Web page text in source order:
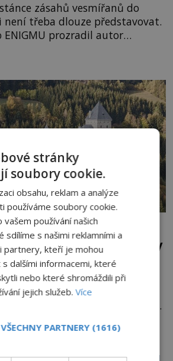
zásahů vesmířanů do
není třeba dlouze představovat.
ENIGMU prozradil autor
švýcarský badatel
povrchu Marsu vzdálena asi
Nejstrašidelnější
děsí i otrlé návštěvníky
13.5.2026 3.5TIS
jako pohádkový hrad z
jakmile se setmí, romantika
Moosham Castle má pověst
v celé zemi. Lidé tu údajně
chodbách, šeptání ze zdí i
tvrdí, že zdejší
stránky
soubory cookie.
obsahu, reklam a analýze
používáme soubory cookie.
vašem používání našich
sdílíme s našimi reklamními a
partnery, kteří je mohou
dalšími informacemi, které
nebo které shromáždili při
jejich služeb.Více
PARTNERY (1616)